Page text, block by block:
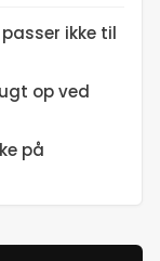
ikke til
op ved
på